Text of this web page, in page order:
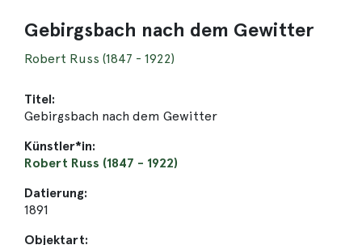
Gebirgsbach nach dem Gewitter
Robert Russ (1847 - 1922)
Titel:
Gebirgsbach nach dem Gewitter
Künstler*in:
Robert Russ (1847 - 1922)
Datierung:
1891
Objektart: